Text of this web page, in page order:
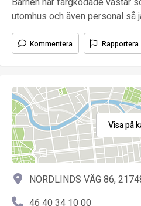
utomhus och även personal så
Kommentera Rapportera
Visa på
NORDLINDS VÄG 86,
46 40 34 10 00